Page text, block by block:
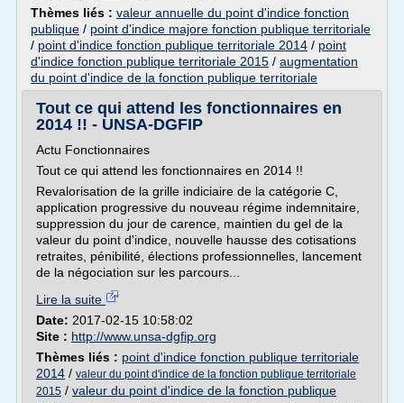
Thèmes liés : valeur annuelle du point d'indice fonction
publique / point d'indice majore fonction publique territoriale
/ point d'indice fonction publique territoriale 2014 / point
d'indice fonction publique territoriale 2015 / augmentation
du point d'indice de la fonction publique territoriale
Tout ce qui attend les fonctionnaires en
2014 !! - UNSA-DGFIP
Actu Fonctionnaires
Tout ce qui attend les fonctionnaires en 2014 !!
Revalorisation de la grille indiciaire de la catégorie C,
application progressive du nouveau régime indemnitaire,
suppression du jour de carence, maintien du gel de la
valeur du point d'indice, nouvelle hausse des cotisations
retraites, pénibilité, élections professionnelles, lancement
de la négociation sur les parcours...
Lire la suite
Date: 2017-02-15 10:58:02
Site : http://www.unsa-dgfip.org
Thèmes liés : point d'indice fonction publique territoriale
2014 / valeur du point d'indice de la fonction publique territoriale
2015 / valeur du point d'indice de la fonction publique